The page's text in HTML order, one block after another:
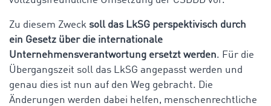
Zu diesem Zweck soll das LkSG perspektivisch durch
ein Gesetz über die internationale
Unternehmensverantwortung ersetzt werden. Für die
Übergangszeit soll das LkSG angepasst werden und
genau dies ist nun auf den Weg gebracht. Die
Änderungen werden dabei helfen, menschenrechtliche